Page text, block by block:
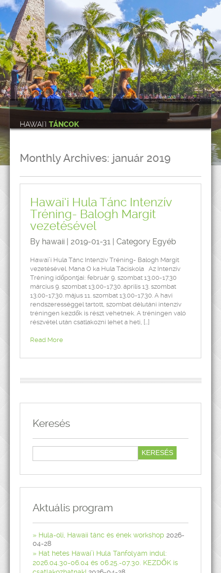
HAWAI'I TÁNCOK
Monthly Archives: január 2019
Hawai’i Hula Tánc Intenzív
Tréning- Balogh Margit
vezetésével
By hawaii | 2019-01-31 | Category Egyéb
Hawai’i Hula Tánc Intenzív Tréning- Balogh Margit
vezetésével. Mana O ka Hula Táciskola Az Intenzív
Tréning időpontjai: február 9. szombat 13.00-17.30
március 9. szombat 13.00-17.30. április 13. szombat
13.00-17.30. május 11. szombat 13.00-17.30. A havi
rendszerességgel tartott, szombat délutáni intenzív
tréningen kezdők is részt vehetnek. A tréningen való
részvétel után csatlakozni lehet a heti, […]
Read More
Keresés
Aktuális program
Hula-oli, Hawaii tánc és ének workshop 2026-
04-28
Hat hetes Hawai’i Hula Tanfolyam indul:
2026.04.30-06.04 és 06.25.-07.30. KEZDŐK is